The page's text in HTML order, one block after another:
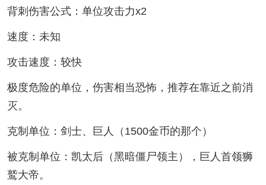
背刺伤害公式：单位攻击力x2
速度：未知
攻击速度：较快
极度危险的单位，伤害相当恐怖，推荐在靠近之前消
灭。
克制单位：剑士、巨人（1500金币的那个）
被克制单位：凯太后（黑暗僵尸领主），巨人首领狮
鹫大帝。